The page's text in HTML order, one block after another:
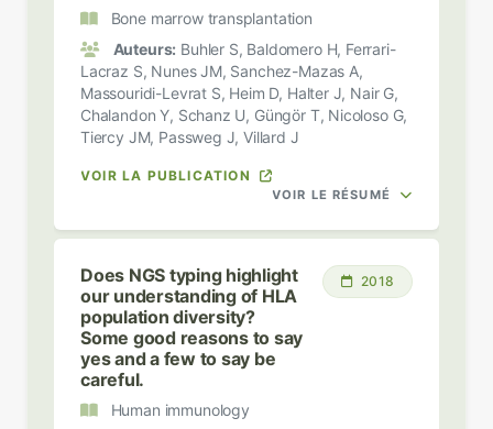
Bone marrow transplantation
Auteurs: Buhler S, Baldomero H, Ferrari-
Lacraz S, Nunes JM, Sanchez-Mazas A,
Massouridi-Levrat S, Heim D, Halter J, Nair G,
Chalandon Y, Schanz U, Güngör T, Nicoloso G,
Tiercy JM, Passweg J, Villard J
VOIR LA PUBLICATION
VOIR LE RÉSUMÉ
Does NGS typing highlight
our understanding of HLA
population diversity?
Some good reasons to say
yes and a few to say be
careful.
2018
Human immunology